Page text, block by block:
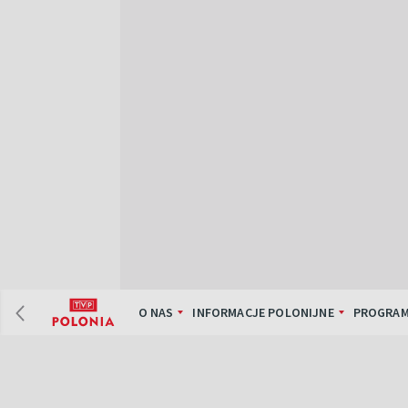
O NAS INFORMACJE POLONIJNE